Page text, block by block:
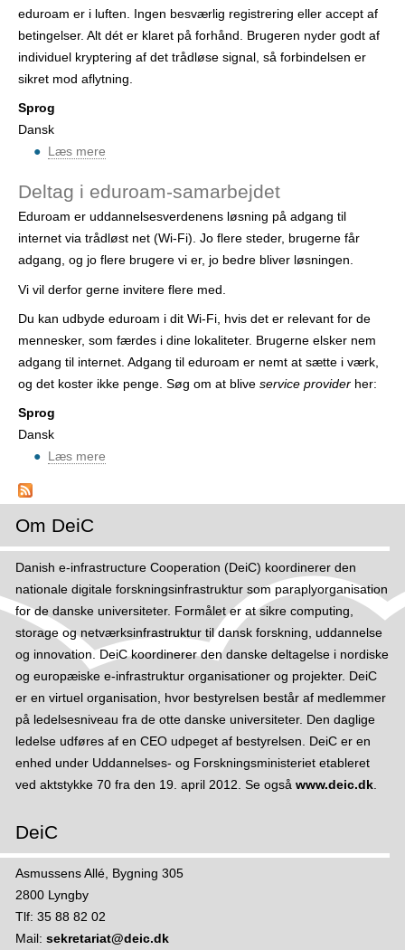
t
a
g
s
s
t
i
t
t
i
o
n
eduroam er i luften. Ingen besværlig registrering eller accept af
betingelser. Alt dét er klaret på forhånd. Brugeren nyder godt af
individuel kryptering af det trådløse signal, så forbindelsen er
sikret mod aflytning.
Sprog
Dansk
Læs mere
o
B
l
i
v
b
y
d
e
Deltag i eduroam-samarbejdet
Eduroam er uddannelsesverdenens løsning på adgang til
internet via trådløst net (Wi-Fi). Jo flere steder, brugerne får
adgang, og jo flere brugere vi er, jo bedre bliver løsningen.
Vi vil derfor gerne invitere flere med.
Du kan udbyde eduroam i dit Wi-Fi, hvis det er relevant for de
mennesker, som færdes i dine lokaliteter. Brugerne elsker nem
adgang til internet. Adgang til eduroam er nemt at sætte i værk,
og det koster ikke penge. Søg om at blive service provider her:
Sprog
Dansk
Læs mere
o
l
t
a
g
i
e
d
u
r
o
a
m
m
b
Om DeiC
Danish e-infrastructure Cooperation (DeiC) koordinerer den
nationale digitale forskningsinfrastruktur som paraplyorganisation
for de danske universiteter. Formålet er at sikre computing,
storage og netværksinfrastruktur til dansk forskning, uddannelse
og innovation. DeiC koordinerer den danske deltagelse i nordiske
og europæiske e-infrastruktur organisationer og projekter. DeiC
er en virtuel organisation, hvor bestyrelsen består af medlemmer
på ledelsesniveau fra de otte danske universiteter. Den daglige
ledelse udføres af en CEO udpeget af bestyrelsen. DeiC er en
enhed under Uddannelses- og Forskningsministeriet etableret
ved aktstykke 70 fra den 19. april 2012. Se også www.deic.dk.
DeiC
Asmussens Allé, Bygning 305
2800 Lyngby
Tlf: 35 88 82 02
Mail: sekretariat@deic.dk